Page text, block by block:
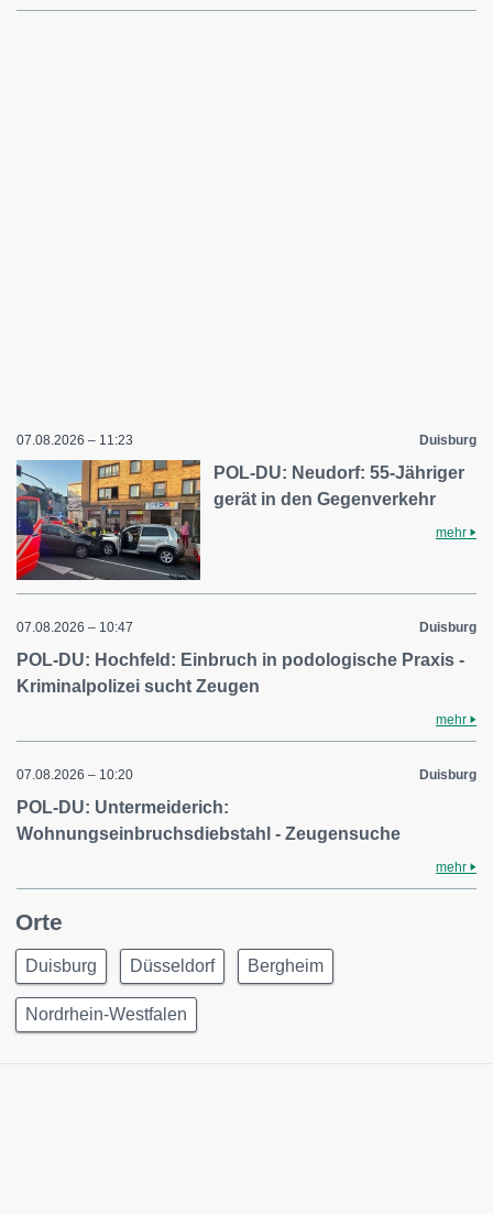
07.08.2026 – 11:23 Duisburg
POL-DU: Neudorf: 55-Jähriger
gerät in den Gegenverkehr
mehr
07.08.2026 – 10:47 Duisburg
POL-DU: Hochfeld: Einbruch in podologische Praxis -
Kriminalpolizei sucht Zeugen
mehr
07.08.2026 – 10:20 Duisburg
POL-DU: Untermeiderich:
Wohnungseinbruchsdiebstahl - Zeugensuche
mehr
Orte
Duisburg Düsseldorf Bergheim
Nordrhein-Westfalen